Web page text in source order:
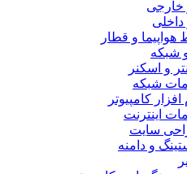
خارجی
داخلی
هواپیما و قطار
شبکه
و اسکنر
شبکه
افزار کامپیوتر
اینترنت
سایت
و دامنه